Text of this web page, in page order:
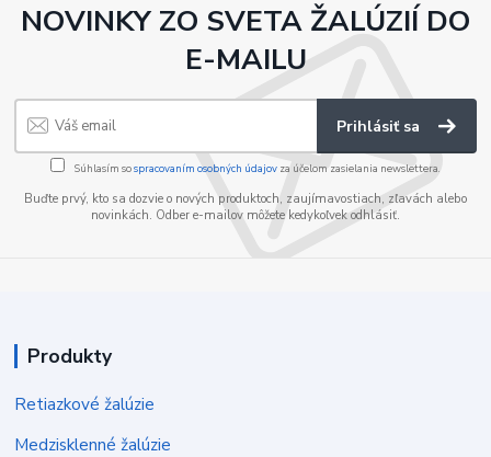
NOVINKY ZO SVETA ŽALÚZIÍ DO
E-MAILU
Prihlásiť sa
Súhlasím sospracovaním osobných údajov za účelom zasielania newslettera.
Buďte prvý, kto sa dozvie o nových produktoch, zaujímavostiach, zľavách alebo
novinkách. Odber e-mailov môžete kedykoľvek odhlásiť.
Produkty
Retiazkové žalúzie
Medzisklenné žalúzie